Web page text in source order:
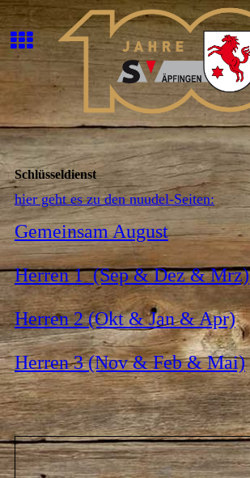
Schlüsseldienst
hier geht es zu den nuudel-Seiten:
Gemeinsam August
Herren 1 (Sep & Dez & Mrz)
Herren 2 (Okt & Jan & Apr)
Herren 3 (Nov & Feb & Mai)